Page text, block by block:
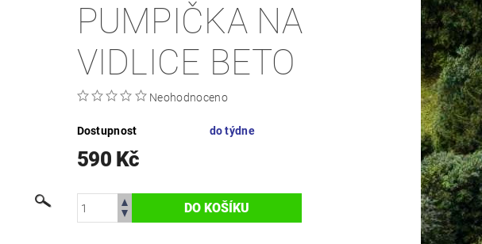
PUMPIČKA NA
VIDLICE BETO
Neohodnoceno
Dostupnost do týdne
590 Kč